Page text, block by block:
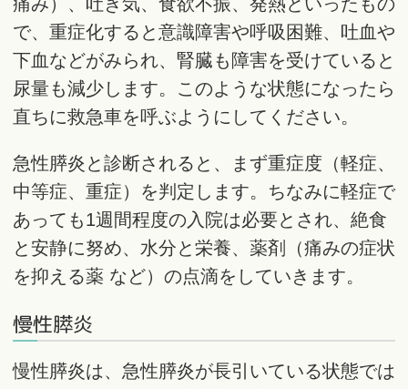
で、重症化すると意識障害や呼吸困難、吐血や
下血などがみられ、腎臓も障害を受けていると
尿量も減少します。このような状態になったら
直ちに救急車を呼ぶようにしてください。
急性膵炎と診断されると、まず重症度（軽症、
中等症、重症）を判定します。ちなみに軽症で
あっても1週間程度の入院は必要とされ、絶食
と安静に努め、水分と栄養、薬剤（痛みの症状
を抑える薬 など）の点滴をしていきます。
慢性膵炎
慢性膵炎は、急性膵炎が長引いている状態では